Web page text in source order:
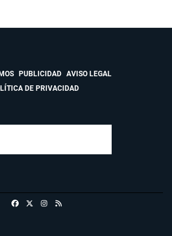
PUBLICIDAD
AVISO LEGAL
DE PRIVACIDAD
FacebookInstagram